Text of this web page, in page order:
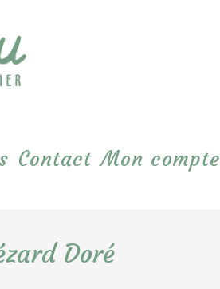
Contact Mon compte
Doré